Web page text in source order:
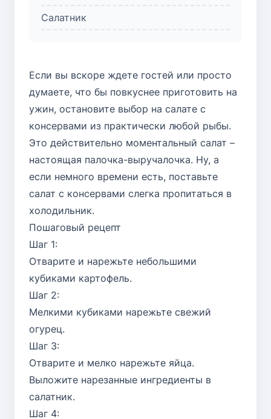
Салатник
Если вы вскоре ждете гостей или просто
думаете, что бы повкуснее приготовить на
ужин, остановите выбор на салате с
консервами из практически любой рыбы.
Это действительно моментальный салат –
настоящая палочка-выручалочка. Ну, а
если немного времени есть, поставьте
салат с консервами слегка пропитаться в
холодильник.
Пошаговый рецепт
Шаг 1:
Отварите и нарежьте небольшими
кубиками картофель.
Шаг 2:
Мелкими кубиками нарежьте свежий
огурец.
Шаг 3:
Отварите и мелко нарежьте яйца.
Выложите нарезанные ингредиенты в
салатник.
Шаг 4: